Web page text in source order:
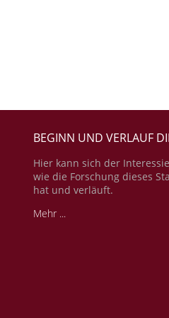
BEGINN UND VERLAUF
Hier kann sich der
wie die Forschung dieses
hat und verläuft.
Mehr ...